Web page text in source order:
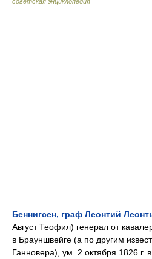
Беннигсен, граф Леонтий
Август Теофил) генерал от
в Брауншвейге (а по другим
Ганновера), ум. 2 октября 1826 г.